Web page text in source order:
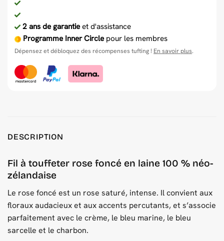
2 ans de garantieet d'assistance
Programme Inner Circle pour les membres
Dépensez et débloquez des récompenses tufting ! En savoir plus.
DESCRIPTION
Fil à touffeter rose foncé en laine 100 % néo-
zélandaise
Le rose foncé est un rose saturé, intense. Il convient aux
floraux audacieux et aux accents percutants, et s’associe
parfaitement avec le crème, le bleu marine, le bleu
sarcelle et le charbon.